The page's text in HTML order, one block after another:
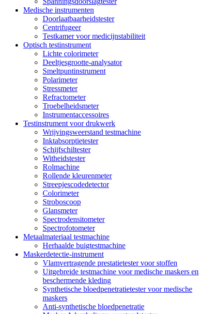
Medische instrumenten
Doorlaatbaarheidstester
Centrifugeer
Testkamer voor medicijnstabiliteit
Optisch testinstrument
Lichte colorimeter
Deeltjesgrootte-analysator
Smeltpuntinstrument
Polarimeter
Stressmeter
Refractometer
Troebelheidsmeter
Instrumentaccessoires
Testinstrument voor drukwerk
Wrijvingsweerstand testmachine
Inktabsorptietester
Schijfschiltester
Witheidstester
Rolmachine
Rollende kleurenmeter
Streepjescodedetector
Colorimeter
Stroboscoop
Glansmeter
Spectrodensitometer
Spectrofotometer
Metaalmateriaal testmachine
Herhaalde buigtestmachine
Maskerdetectie-instrument
Vlamvertragende prestatietester voor stoffen
Uitgebreide testmachine voor medische maskers en
beschermende kleding
Synthetische bloedpenetratietester voor medische
maskers
Anti-synthetische bloedpenetratie